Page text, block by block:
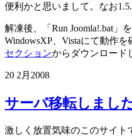
便利かと思いまして。なお
解凍後、「Run Joomla!.bat」
WindowsXP、Vistaにて動作を
セクションからダウンロード
20 2月 2008
サーバ移転しまし
激しく放置気味のこのサイト